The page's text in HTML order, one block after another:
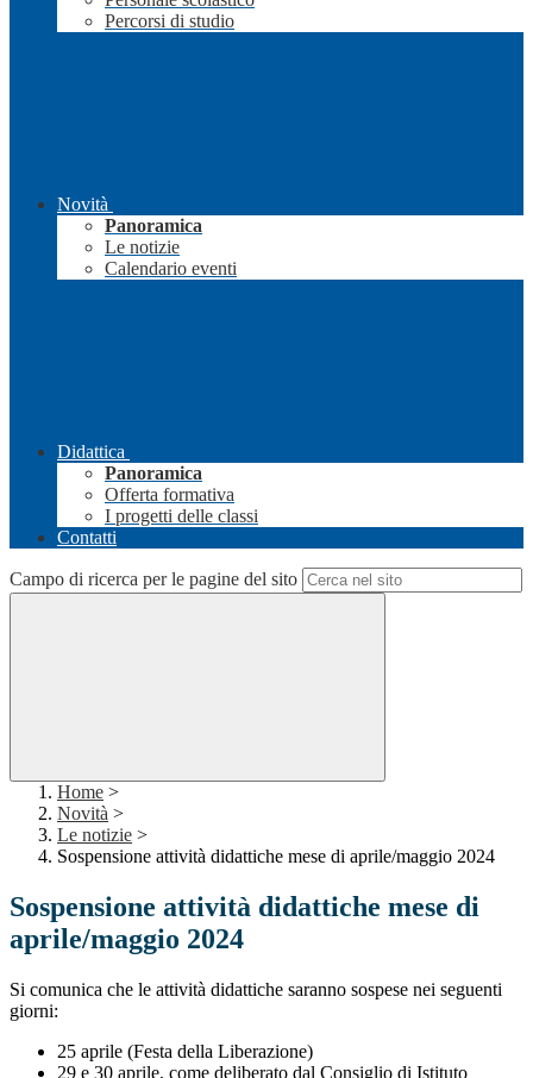
Percorsi di studio
Novità
Panoramica
Le notizie
Calendario eventi
Didattica
Panoramica
Offerta formativa
I progetti delle classi
Contatti
Campo di ricerca per le pagine del sito
Home >
Novità >
Le notizie >
Sospensione attività didattiche mese di aprile/maggio 2024
Sospensione attività didattiche mese di
aprile/maggio 2024
Si comunica che le attività didattiche saranno sospese nei seguenti
giorni:
25 aprile (Festa della Liberazione)
29 e 30 aprile, come deliberato dal Consiglio di Istituto